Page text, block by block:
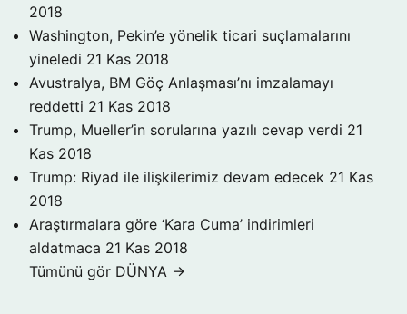
2018
Washington, Pekin’e yönelik ticari suçlamalarını
yineledi 21 Kas 2018
Avustralya, BM Göç Anlaşması’nı imzalamayı
reddetti 21 Kas 2018
Trump, Mueller’in sorularına yazılı cevap verdi 21
Kas 2018
Trump: Riyad ile ilişkilerimiz devam edecek 21 Kas
2018
Araştırmalara göre ‘Kara Cuma’ indirimleri
aldatmaca 21 Kas 2018
Tümünü gör DÜNYA →